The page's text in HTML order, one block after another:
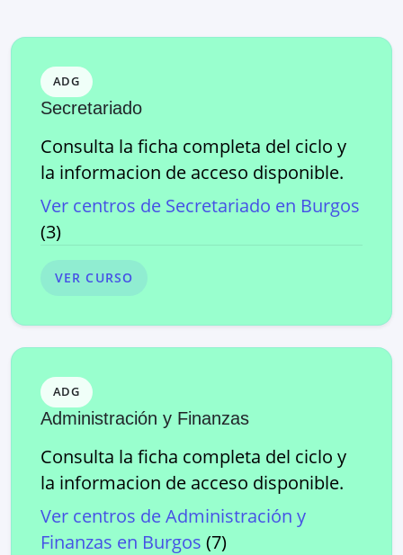
ADG
Secretariado
Consulta la ficha completa del ciclo y
la informacion de acceso disponible.
Ver centros de Secretariado en Burgos
(3)
VER CURSO
ADG
Administración y Finanzas
Consulta la ficha completa del ciclo y
la informacion de acceso disponible.
Ver centros deAdministración y
Finanzas en Burgos (7)